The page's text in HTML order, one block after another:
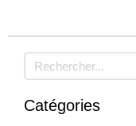
Rechercher
Catégories